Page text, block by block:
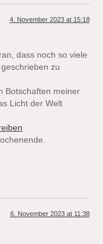
4. November 2023 at 15:18
dass noch so viele
zu
Botschaften meiner
Licht der Welt
6. November 2023 at 11:38